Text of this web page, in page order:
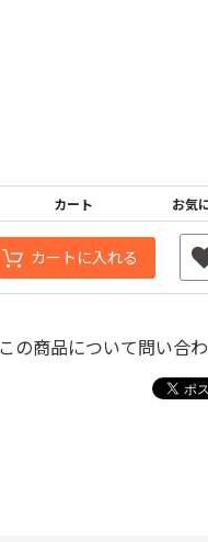
カート お気
カートに入れる
この商品について問い合